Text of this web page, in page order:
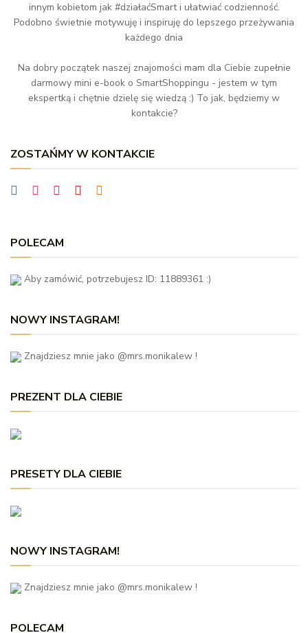
innym kobietom jak #działaćSmart i ułatwiać codzienność.
Podobno świetnie motywuję i inspiruję do lepszego przeżywania
każdego dnia
Na dobry początek naszej znajomości mam dla Ciebie zupełnie
darmowy mini e-book o SmartShoppingu - jestem w tym
ekspertką i chętnie dzielę się wiedzą :) To jak, będziemy w
kontakcie?
ZOSTAŃMY W KONTAKCIE
POLECAM
Aby zamówić, potrzebujesz ID: 11889361 :)
NOWY INSTAGRAM!
Znajdziesz mnie jako @mrs.monikalew !
PREZENT DLA CIEBIE
PRESETY DLA CIEBIE
NOWY INSTAGRAM!
Znajdziesz mnie jako @mrs.monikalew !
POLECAM